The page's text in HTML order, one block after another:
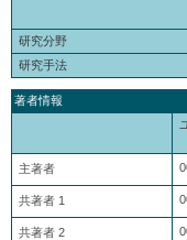
研究分野
研究手法
著者情報
主著者
共著者 1
共著者 2